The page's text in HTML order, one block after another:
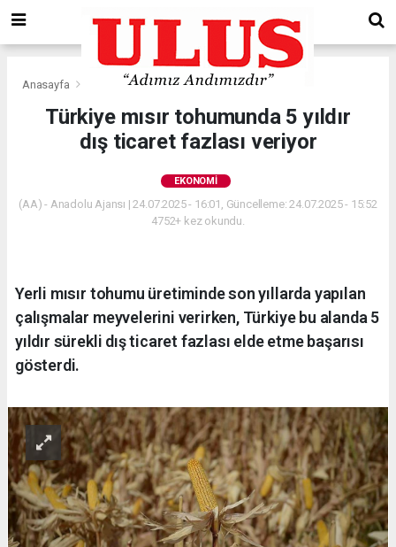
Anasayfa Ekonomi
Türkiye mısır tohumunda 5 yıldır
dış ticaret fazlası veriyor
EKONOMI
(AA) - Anadolu Ajansı | 24.07.2025 - 16:01, Güncelleme: 24.07.2025 - 15:52
4752+ kez okundu.
Yerli mısır tohumu üretiminde son yıllarda yapılan
çalışmalar meyvelerini verirken, Türkiye bu alanda 5
yıldır sürekli dış ticaret fazlası elde etme başarısı
gösterdi.